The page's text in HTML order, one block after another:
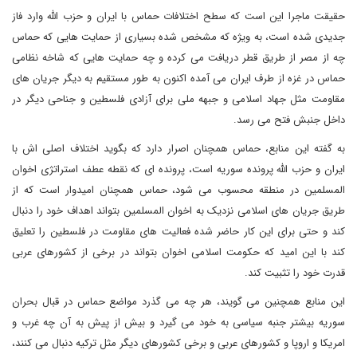
حقیقت ماجرا این است که سطح اختلافات حماس با ایران و حزب الله وارد فاز
جدیدی شده است، به ویژه که مشخص شده بسیاری از حمایت هایی که حماس
چه از مصر از طریق قطر دریافت می کرده و چه حمایت هایی که شاخه نظامی
حماس در غزه از طرف ایران می آمده اکنون به طور مستقیم به دیگر جریان های
مقاومت مثل جهاد اسلامی و جبهه ملی برای آزادی فلسطین و جناحی دیگر در
داخل جنبش فتح می رسد.
به گفته این منابع، حماس همچنان اصرار دارد که بگوید اختلاف اصلی اش با
ایران و حزب الله پرونده سوریه است، پرونده ای که نقطه عطف استراتژی اخوان
المسلمین در منطقه محسوب می شود، حماس همچنان امیدوار است که از
طریق جریان های اسلامی نزدیک به اخوان المسلمین بتواند اهداف خود را دنبال
کند و حتی برای این کار حاضر شده فعالیت های مقاومت در فلسطین را تعلیق
کند با این امید که حکومت اسلامی اخوان بتواند در برخی از کشورهای عربی
قدرت خود را تثبیت کند.
این منابع همچنین می گویند، هر چه می گذرد مواضع حماس در قبال بحران
سوریه بیشتر جنبه سیاسی به خود می گیرد و بیش از پیش به آن چه غرب و
امریکا و اروپا و کشورهای عربی و برخی کشورهای دیگر مثل ترکیه دنبال می کنند،